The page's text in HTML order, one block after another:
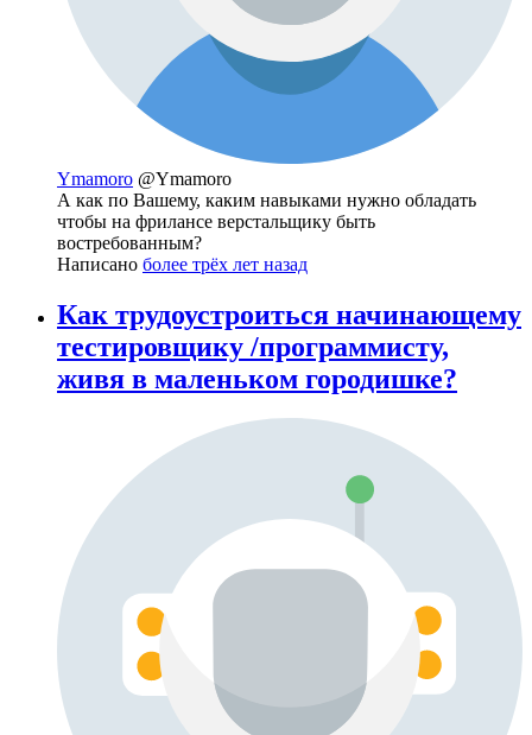
Ymamoro @Ymamoro
А как по Вашему, каким навыками нужно обладать
чтобы на фрилансе верстальщику быть
востребованным?
Написано более трёх лет назад
Как трудоустроиться начинающему
тестировщику /программисту,
живя в маленьком городишке?